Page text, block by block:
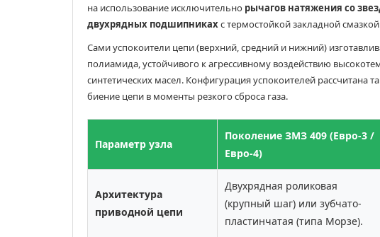
на использование исключительно рычагов натяжения со
двухрядных подшипникахс термостойкой закладной
Сами успокоители цепи (верхний, средний и нижний)
полиамида, устойчивого к агрессивному воздействию
синтетических масел. Конфигурация успокоителей рассчитана
биение цепи в моменты резкого сброса газа.
Параметр узла
Поколение ЗМЗ 409 (Евро-3 /
Евро-4)
Архитектура
приводной цепи
Двухрядная роликовая
(крупный шаг) или зубчато-
пластинчатая (типа Морзе).